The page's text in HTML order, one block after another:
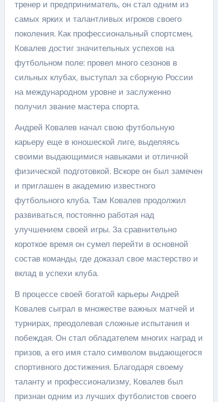
тренер и предприниматель, он стал одним из
самых ярких и талантливых игроков своего
поколения. Как профессиональный спортсмен,
Ковалев достиг значительных успехов на
футбольном поле: провел много сезонов в
сильных клубах, выступал за сборную России
на международном уровне и заслуженно
получил звание мастера спорта.
Андрей Ковалев начал свою футбольную
карьеру еще в юношеской лиге, выделяясь
своими выдающимися навыками и отличной
физической подготовкой. Вскоре он был замечен
и приглашен в академию известного
футбольного клуба. Там Ковалев продолжил
развиваться, постоянно работая над
улучшением своей игры. За сравнительно
короткое время он сумел перейти в основной
состав команды, где доказал свое мастерство и
вклад в успехи клуба.
В процессе своей богатой карьеры Андрей
Ковалев сыграл в множестве важных матчей и
турнирах, преодолевая сложные испытания и
побеждая. Он стал обладателем многих наград и
призов, а его имя стало символом выдающегося
спортивного достижения. Благодаря своему
таланту и профессионализму, Ковалев был
признан одним из лучших футболистов своего